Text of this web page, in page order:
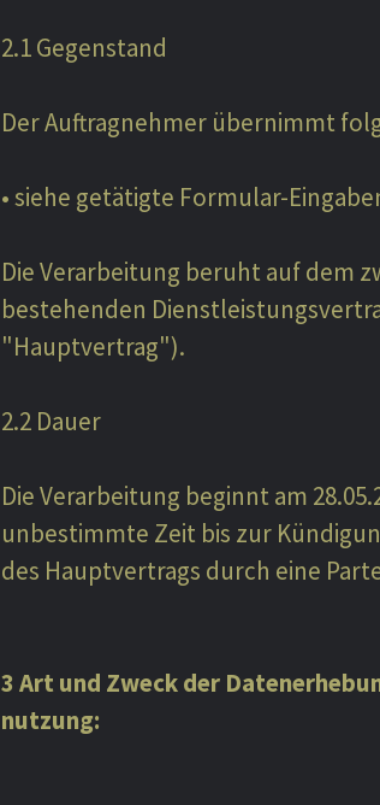
2.1 Gegenstand
Der Auftragnehmer übernimmt
• siehe getätigte Formular-
Die Verarbeitung beruht auf dem
bestehenden
"Hauptvertrag").
2.2 Dauer
Die Verarbeitung beginnt am
unbestimmte Zeit bis zur
des Hauptvertrags durch eine
3 Art und Zweck der
nutzung: